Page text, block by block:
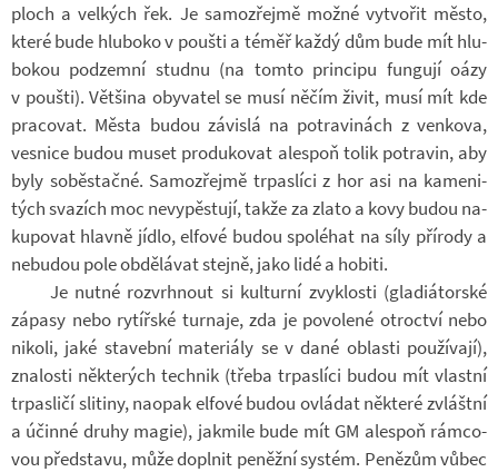
ploch a vel­kých řek. Je sa­mo­zřejmě možné vy­tvo­řit město,
které bude hlu­boko v poušti a téměř každý dům bude mít hlu­
bo­kou pod­zemní studnu (na tomto prin­cipu fun­gují oázy
v poušti). Vět­šina oby­va­tel se musí něčím živit, musí mít kde
pra­co­vat. Města budou zá­vislá na po­tra­vi­nách z ven­kova,
ves­nice budou muset pro­du­ko­vat ale­spoň tolik po­tra­vin, aby
byly soběstačné. Sa­mo­zřejmě tr­pas­líci z hor asi na ka­me­ni­
tých sva­zích moc ne­vy­pěs­tují, takže za zlato a kovy budou na­
ku­po­vat hlavně jídlo, el­fové budou spo­lé­hat na síly pří­rody a
ne­bu­dou pole ob­dě­lá­vat stejně, jako lidé a ho­biti.
Je nutné roz­vrh­nout si kul­turní zvyk­losti (gla­di­á­tor­ské
zá­pasy nebo ry­tíř­ské tur­naje, zda je po­vo­lené ot­roc­tví nebo
ni­koli, jaké sta­vební ma­te­ri­ály se v dané ob­lasti po­u­ží­vají),
zna­losti ně­kte­rých tech­nik (třeba tr­pas­líci budou mít vlastní
tr­pas­ličí sli­tiny, na­o­pak el­fové budou ovlá­dat ně­které zvláštní
a účinné druhy magie), jakmile bude mít GM ale­spoň rám­co­
vou před­stavu, může do­pl­nit pe­něžní sys­tém. Pe­nězům vůbec